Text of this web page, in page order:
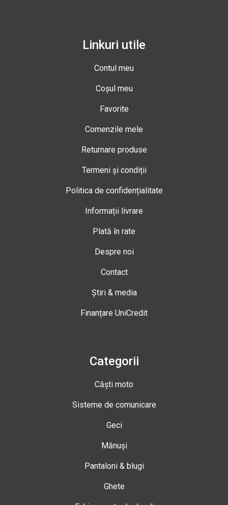
Linkuri utile
Contul meu
Coșul meu
Favorite
Comenzile mele
Returnare produse
Termeni și condiții
Politica de confidențialitate
Informații livrare
Plată în rate
Despre noi
Contact
Știri & media
Finanțare UniCredit
Categorii
Căști moto
Sisteme de comunicare
Geci
Mănuși
Pantaloni & blugi
Ghete